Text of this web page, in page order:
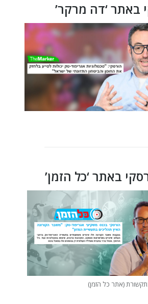
באתר ‘דה מרקר’
באתר ‘כל הזמן’
(אתר כל הזמן)